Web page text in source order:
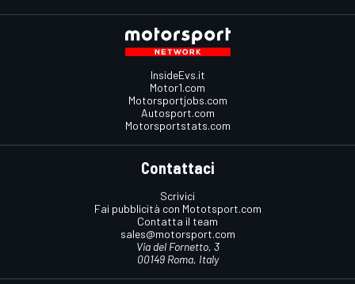
InsideEvs.it
Motor1.com
Motorsportjobs.com
Autosport.com
Motorsportstats.com
Contattaci
Scrivici
Fai pubblicità con Mototsport.com
Contatta il team
sales@motorsport.com
Via del Fornetto, 3
00149 Roma, Italy